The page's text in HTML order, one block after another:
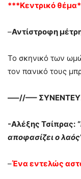
***Κεντρικό
–Αντίστροφη
Το σκηνικό των
τον πανικό τους
—–//—–
-Αλέξης Τσίπρας: “
αποφασίζει ο λαός
–Ένα εντελώς